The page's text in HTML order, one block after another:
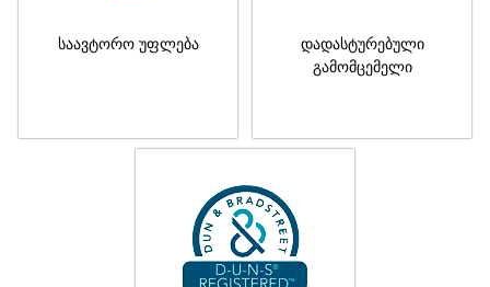
საავტორო უფლება
დადასტურებული
გამომცემელი